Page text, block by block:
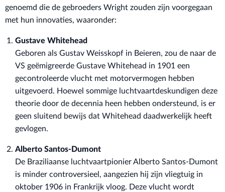
genoemd die de gebroeders Wright zouden zijn voorgegaan
met hun innovaties, waaronder:
Gustave Whitehead
Geboren als Gustav Weisskopf in Beieren, zou de naar de
VS geëmigreerde Gustave Whitehead in 1901 een
gecontroleerde vlucht met motorvermogen hebben
uitgevoerd. Hoewel sommige luchtvaartdeskundigen deze
theorie door de decennia heen hebben ondersteund, is er
geen sluitend bewijs dat Whitehead daadwerkelijk heeft
gevlogen.
Alberto Santos-Dumont
De Braziliaanse luchtvaartpionier Alberto Santos-Dumont
is minder controversieel, aangezien hij zijn vliegtuig in
oktober 1906 in Frankrijk vloog. Deze vlucht wordt